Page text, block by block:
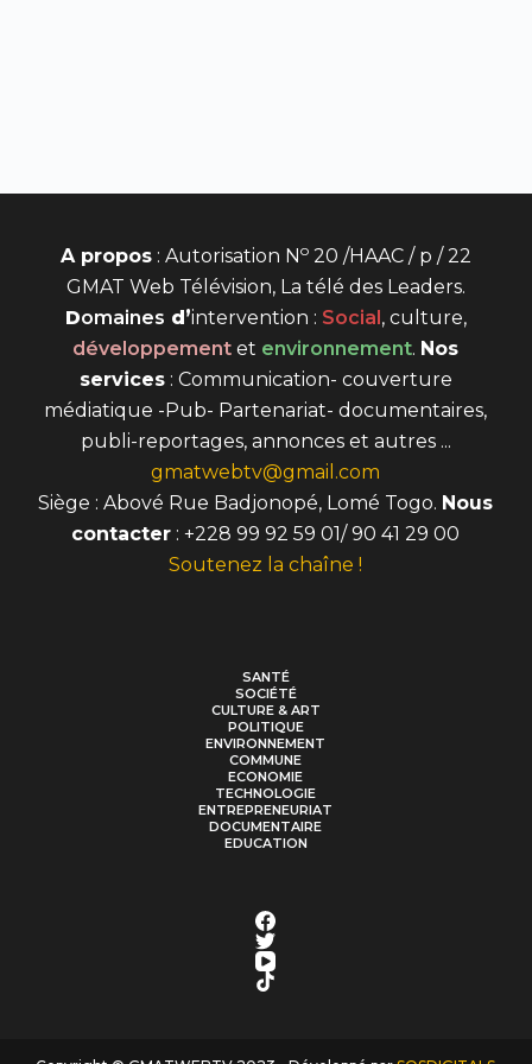
A propos: Autorisation N o20 /HAAC / p / 22
GMAT Web Télévision, La télé des Leaders.
Domaines d’intervention : Social , culture,
développement et environnement. Nos
services: Communication- couverture
médiatique -Pub- Partenariat- documentaires,
publi-reportages, annonces et autres ...
gmatwebtv@gmail.com
Siège : Abové Rue Badjonopé, Lomé Togo. Nous
contacter : +228 99 92 59 01/ 90 41 29 00
Soutenez la chaîne !
SANTÉ
SOCIÉTÉ
CULTURE & ART
POLITIQUE
ENVIRONNEMENT
COMMUNE
ECONOMIE
TECHNOLOGIE
ENTREPRENEURIAT
DOCUMENTAIRE
EDUCATION